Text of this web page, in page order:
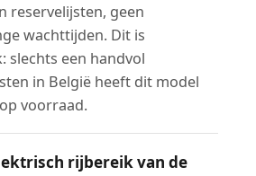
reservelijsten, geen
wachttijden. Dit is
slechts een handvol
in België heeft dit model
voorraad.
rijbereik van de